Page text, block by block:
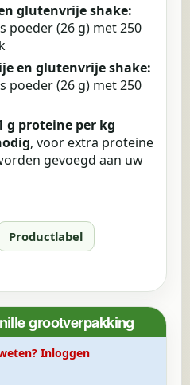
glutenvrije shake:
poeder (26 g) met 250
en glutenvrije shake:
poeder (26 g) met 250
g proteine per kg
, voor extra proteine
gevoegd aan uw
Productlabel
grootverpakking
Inloggen